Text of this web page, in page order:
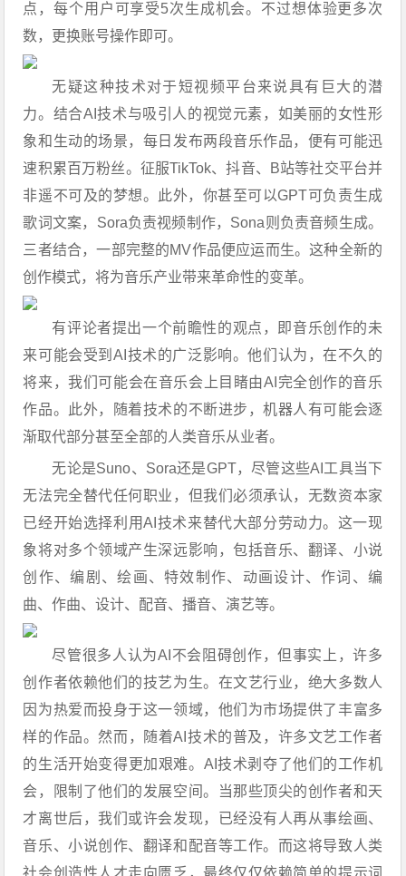
点，每个用户可享受5次生成机会。不过想体验更多次
数，更换账号操作即可。
无疑这种技术对于短视频平台来说具有巨大的潜
力。结合AI技术与吸引人的视觉元素，如美丽的女性形
象和生动的场景，每日发布两段音乐作品，便有可能迅
速积累百万粉丝。征服TikTok、抖音、B站等社交平台并
非遥不可及的梦想。此外，你甚至可以GPT可负责生成
歌词文案，Sora负责视频制作，Sona则负责音频生成。
三者结合，一部完整的MV作品便应运而生。这种全新的
创作模式，将为音乐产业带来革命性的变革。
有评论者提出一个前瞻性的观点，即音乐创作的未
来可能会受到AI技术的广泛影响。他们认为，在不久的
将来，我们可能会在音乐会上目睹由AI完全创作的音乐
作品。此外，随着技术的不断进步，机器人有可能会逐
渐取代部分甚至全部的人类音乐从业者。
无论是Suno、Sora还是GPT，尽管这些AI工具当下
无法完全替代任何职业，但我们必须承认，无数资本家
已经开始选择利用AI技术来替代大部分劳动力。这一现
象将对多个领域产生深远影响，包括音乐、翻译、小说
创作、编剧、绘画、特效制作、动画设计、作词、编
曲、作曲、设计、配音、播音、演艺等。
尽管很多人认为AI不会阻碍创作，但事实上，许多
创作者依赖他们的技艺为生。在文艺行业，绝大多数人
因为热爱而投身于这一领域，他们为市场提供了丰富多
样的作品。然而，随着AI技术的普及，许多文艺工作者
的生活开始变得更加艰难。AI技术剥夺了他们的工作机
会，限制了他们的发展空间。当那些顶尖的创作者和天
才离世后，我们或许会发现，已经没有人再从事绘画、
音乐、小说创作、翻译和配音等工作。而这将导致人类
社会创造性人才走向匮乏，最终仅仅依赖简单的提示词